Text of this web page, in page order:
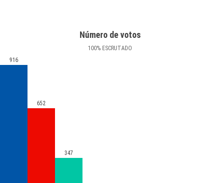
Número de votos
100% ESCRUTADO
916
652
347